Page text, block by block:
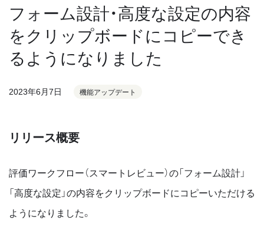
フォーム設計・高度な設定の内容
をクリップボードにコピーでき
るようになりました
2023年6月7日 機能アップデート
リリース概要
評価ワークフロー（スマートレビュー）の「フォーム設計」
「高度な設定」の内容をクリップボードにコピーいただける
ようになりました。